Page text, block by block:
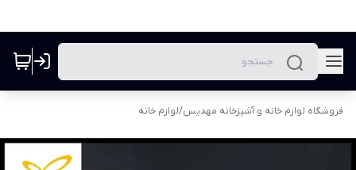
فروشگاه لوازم خانه و آشپزخانه مهدیس/لوازم خانه